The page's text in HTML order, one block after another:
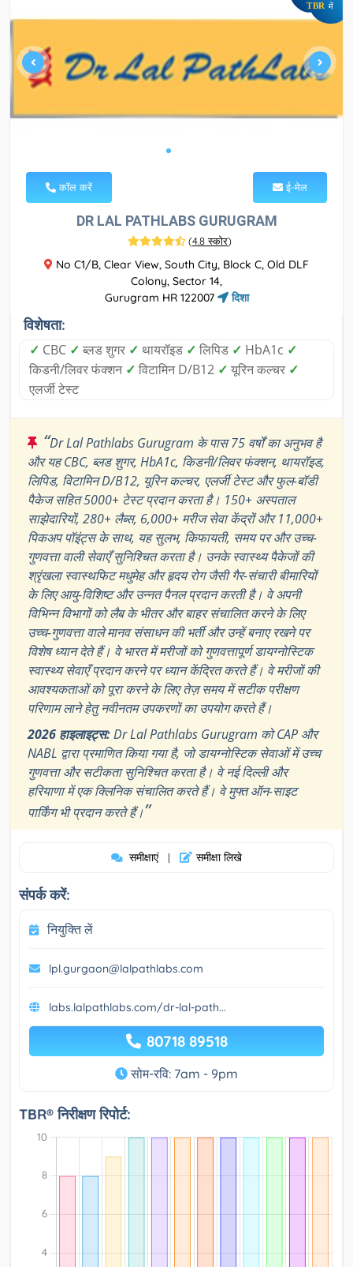
TBR में
कॉल करें ई-मेल
DR LAL PATHLABS GURUGRAM
(4.8 स्कोर)
No C1/B, Clear View, South City, Block C, Old DLF
Colony, Sector 14,
Gurugram HR 122007
दिशा
विशेषता:
✓ CBC ✓ ब्लड शुगर ✓ थायरॉइड ✓ लिपिड ✓ HbA1c ✓
किडनी/लिवर फंक्शन ✓ विटामिन D/B12 ✓ यूरिन कल्चर ✓
एलर्जी टेस्ट
“Dr Lal Pathlabs Gurugram के पास 75 वर्षों का अनुभव है
और यह CBC, ब्लड शुगर, HbA1c, किडनी/लिवर फंक्शन, थायरॉइड,
लिपिड, विटामिन D/B12, यूरिन कल्चर, एलर्जी टेस्ट और फुल-बॉडी
पैकेज सहित 5000+ टेस्ट प्रदान करता है। 150+ अस्पताल
साझेदारियों, 280+ लैब्स, 6,000+ मरीज सेवा केंद्रों और 11,000+
पिकअप पॉइंट्स के साथ, यह सुलभ, किफायती, समय पर और उच्च-
गुणवत्ता वाली सेवाएँ सुनिश्चित करता है। उनके स्वास्थ्य पैकेजों की
श्रृंखला स्वास्थफिट मधुमेह और हृदय रोग जैसी गैर-संचारी बीमारियों
के लिए आयु-विशिष्ट और उन्नत पैनल प्रदान करती है। वे अपनी
विभिन्न विभागों को लैब के भीतर और बाहर संचालित करने के लिए
उच्च-गुणवत्ता वाले मानव संसाधन की भर्ती और उन्हें बनाए रखने पर
विशेष ध्यान देते हैं। वे भारत में मरीजों को गुणवत्तापूर्ण डायग्नोस्टिक
स्वास्थ्य सेवाएँ प्रदान करने पर ध्यान केंद्रित करते हैं। वे मरीजों की
आवश्यकताओं को पूरा करने के लिए तेज़ समय में सटीक परीक्षण
परिणाम लाने हेतु नवीनतम उपकरणों का उपयोग करते हैं।
2026 हाइलाइट्स:Dr Lal Pathlabs Gurugram को CAP और
NABL द्वारा प्रमाणित किया गया है, जो डायग्नोस्टिक सेवाओं में उच्च
गुणवत्ता और सटीकता सुनिश्चित करता है। वे नई दिल्ली और
हरियाणा में एक क्लिनिक संचालित करते हैं। वे मुफ्त ऑन-साइट
पार्किंग भी प्रदान करते हैं।”
समीक्षाएं | समीक्षा लिखे
संपर्क करें:
नियुक्ति लें
lpl.gurgaon@lalpathlabs.com
labs.lalpathlabs.com/dr-lal-path...
80718 89518
सोम-रवि: 7am - 9pm
TBR® निरीक्षण रिपोर्ट: